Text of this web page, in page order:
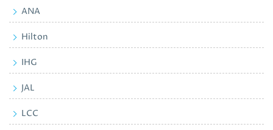
ANA
Hilton
IHG
JAL
LCC